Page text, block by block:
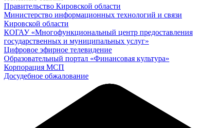
Правительство Кировской области
Министерство информационных технологий и связи
Кировской области
КОГАУ «Многофункциональный центр предоставления
государственных и муниципальных услуг»
Цифровое эфирное телевидение
Образовательный портал «Финансовая культура»
Корпорация МСП
Досудебное обжалование